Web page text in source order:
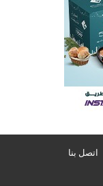
اتصل بنا